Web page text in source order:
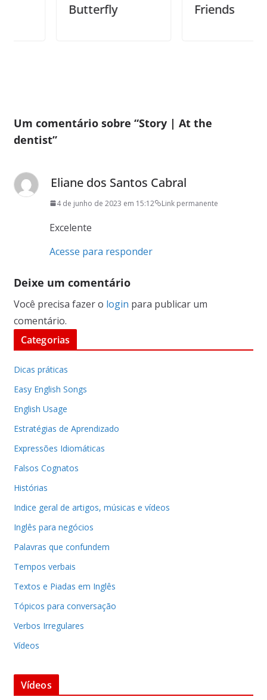
Butterfly
Friends
Um comentário sobre “Story | At the
dentist”
Eliane dos Santos Cabral
4 de junho de 2023 em 15:12 Link permanente
Excelente
Acesse para responder
Deixe um comentário
Você precisa fazer o login para publicar um
comentário.
Categorias
Dicas práticas
Easy English Songs
English Usage
Estratégias de Aprendizado
Expressões Idiomáticas
Falsos Cognatos
Histórias
Indice geral de artigos, músicas e vídeos
Inglês para negócios
Palavras que confundem
Tempos verbais
Textos e Piadas em Inglês
Tópicos para conversação
Verbos Irregulares
Vídeos
Vídeos